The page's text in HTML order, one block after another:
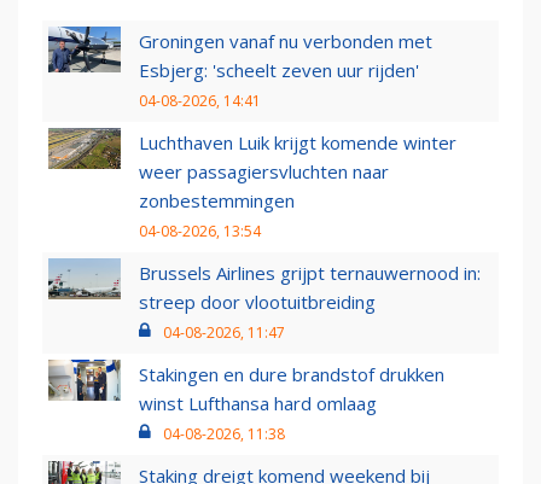
Groningen vanaf nu verbonden met
Esbjerg: 'scheelt zeven uur rijden'
04-08-2026, 14:41
Luchthaven Luik krijgt komende winter
weer passagiersvluchten naar
zonbestemmingen
04-08-2026, 13:54
Brussels Airlines grijpt ternauwernood in:
streep door vlootuitbreiding
04-08-2026, 11:47
Stakingen en dure brandstof drukken
winst Lufthansa hard omlaag
04-08-2026, 11:38
Staking dreigt komend weekend bij